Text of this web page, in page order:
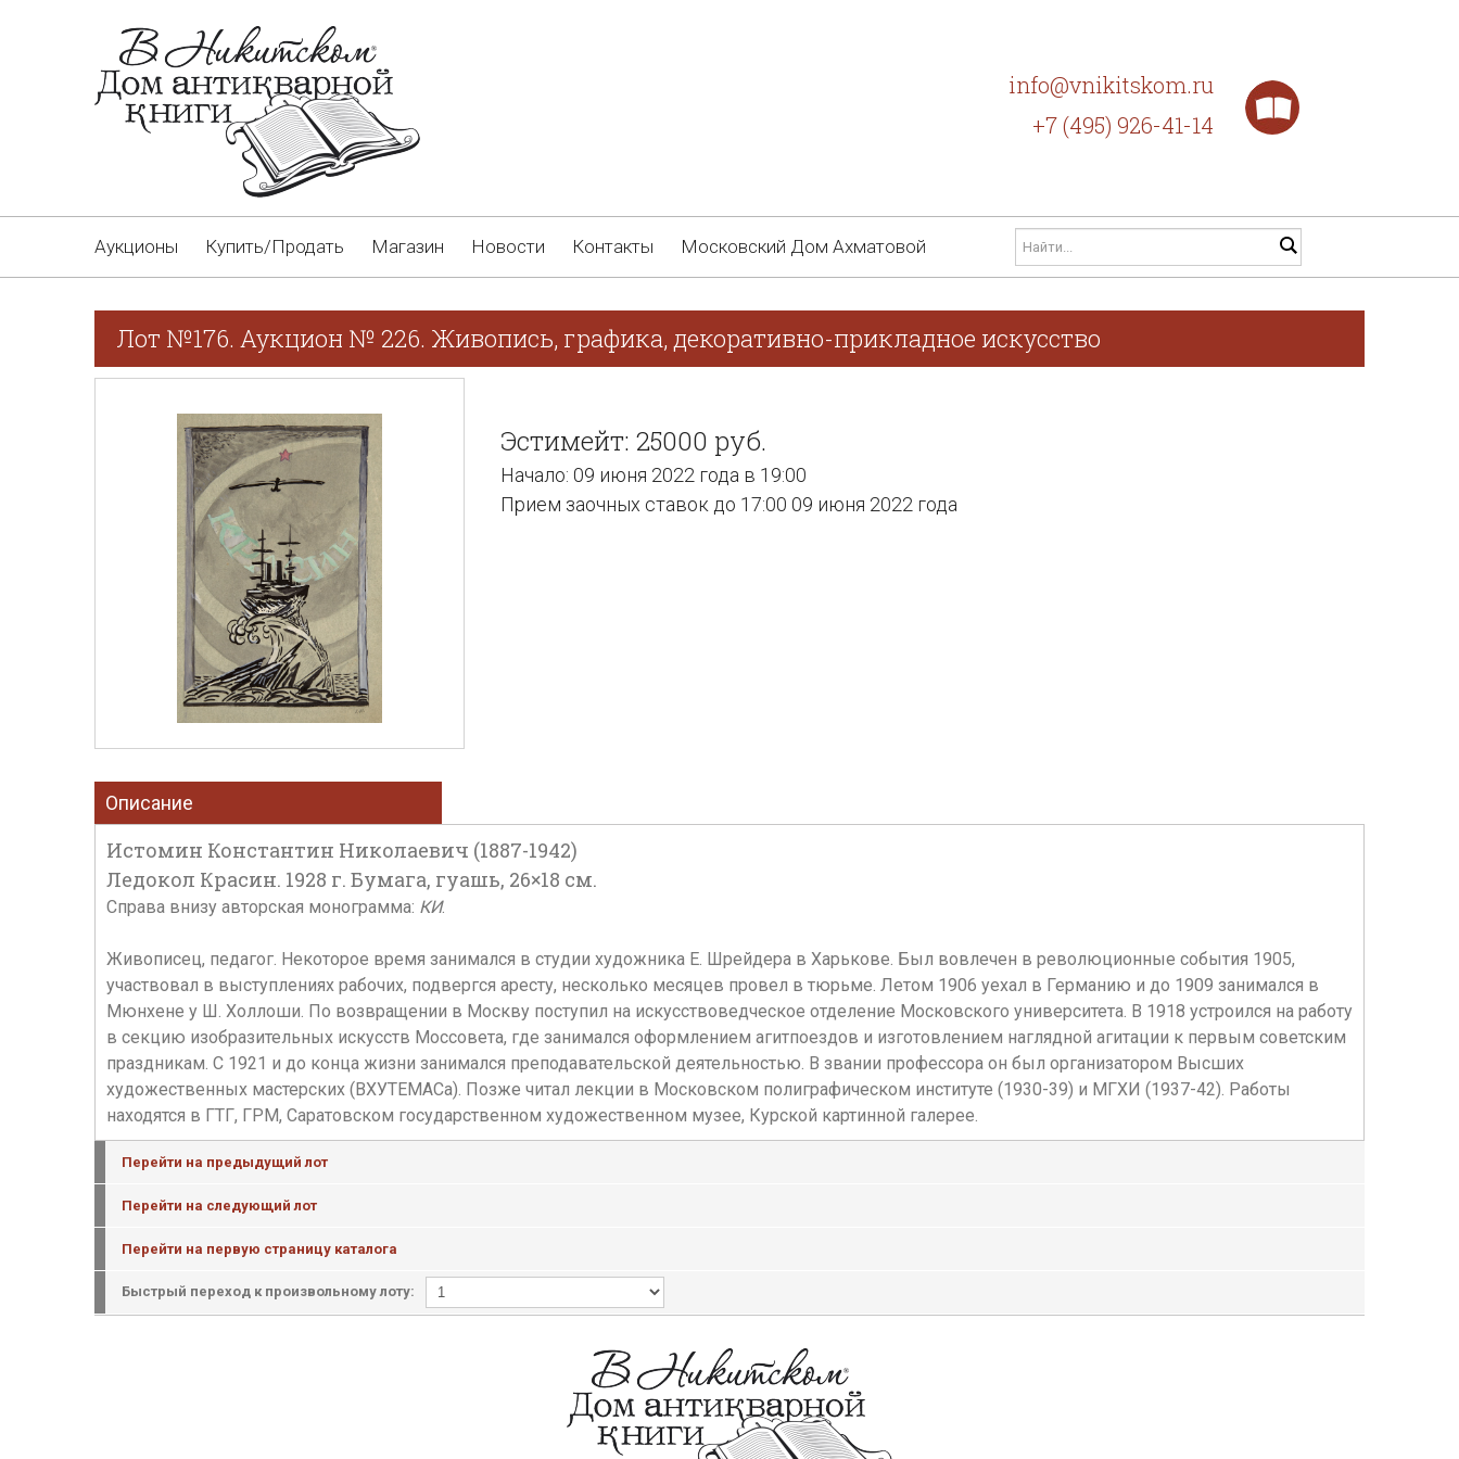
info@vnikitskom.ru
+7 (495) 926-41-14
Аукционы Купить/Продать Магазин Новости Контакты Московский Дом Ахматовой
Лот №176. Аукцион № 226. Живопись, графика, декоративно-прикладное искусство
Эстимейт: 25000 руб.
Начало: 09 июня 2022 года в 19:00
Прием заочных ставок до 17:00 09 июня 2022 года
Описание
Истомин Константин Николаевич (1887-1942)
Ледокол Красин. 1928 г. Бумага, гуашь, 26×18 см.
Справа внизу авторская монограмма: КИ.
Живописец, педагог. Некоторое время занимался в студии художника Е. Шрейдера в Харькове. Был вовлечен в революционные события 1905,
участвовал в выступлениях рабочих, подвергся аресту, несколько месяцев провел в тюрьме. Летом 1906 уехал в Германию и до 1909 занимался в
Мюнхене у Ш. Холлоши. По возвращении в Москву поступил на искусствоведческое отделение Московского университета. В 1918 устроился на работу
в секцию изобразительных искусств Моссовета, где занимался оформлением агитпоездов и изготовлением наглядной агитации к первым советским
праздникам. С 1921 и до конца жизни занимался преподавательской деятельностью. В звании профессора он был организатором Высших
художественных мастерских (ВХУТЕМАСа). Позже читал лекции в Московском полиграфическом институте (1930-39) и МГХИ (1937-42). Работы
находятся в ГТГ, ГРМ, Саратовском государственном художественном музее, Курской картинной галерее.
Перейти на предыдущий лот
Перейти на следующий лот
Перейти на первую страницу каталога
Быстрый переход к произвольному лоту: